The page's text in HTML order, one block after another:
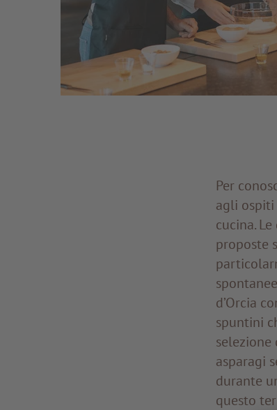
Per
agli
cucina.
proposte
d’Orcia
spuntini
selezione
asparagi
durante
questo